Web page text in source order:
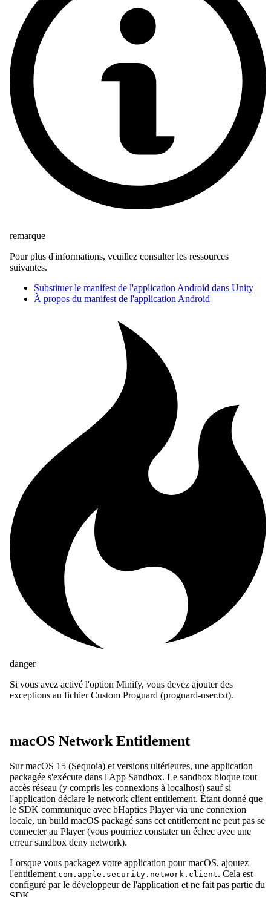
remarque
Pour plus d'informations, veuillez consulter les ressources
suivantes.
Substituer le manifest de l'application Android dans Unity
À propos du manifest de l'application Android
danger
Si vous avez activé l'option Minify, vous devez ajouter des
exceptions au fichier Custom Proguard (proguard-user.txt).
macOS Network Entitlement
Sur macOS 15 (Sequoia) et versions ultérieures, une application
packagée s'exécute dans l'App Sandbox. Le sandbox bloque tout
accès réseau (y compris les connexions à localhost) sauf si
l'application déclare le network client entitlement. Étant donné que
le SDK communique avec bHaptics Player via une connexion
locale, un build macOS packagé sans cet entitlement ne peut pas se
connecter au Player (vous pourriez constater un échec avec une
erreur sandbox deny network).
Lorsque vous packagez votre application pour macOS, ajoutez
l'entitlement com.apple.security.network.client. Cela est
configuré par le développeur de l'application et ne fait pas partie du